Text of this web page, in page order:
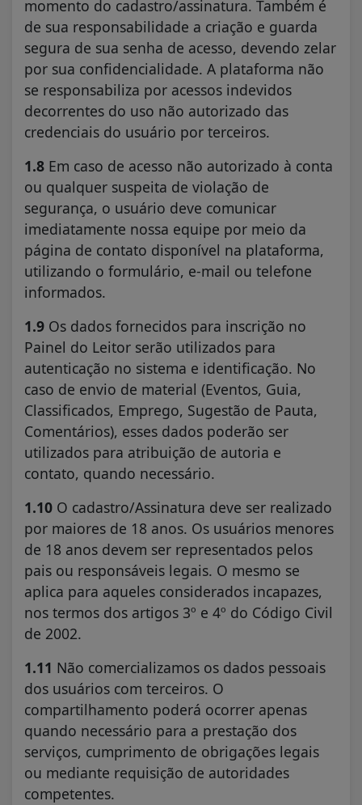
momento do cadastro/assinatura. Também é
de sua responsabilidade a criação e guarda
segura de sua senha de acesso, devendo zelar
por sua confidencialidade. A plataforma não
se responsabiliza por acessos indevidos
decorrentes do uso não autorizado das
credenciais do usuário por terceiros.
1.8 Em caso de acesso não autorizado à conta
ou qualquer suspeita de violação de
segurança, o usuário deve comunicar
imediatamente nossa equipe por meio da
página de contato disponível na plataforma,
utilizando o formulário, e-mail ou telefone
informados.
1.9 Os dados fornecidos para inscrição no
Painel do Leitor serão utilizados para
autenticação no sistema e identificação. No
caso de envio de material (Eventos, Guia,
Classificados, Emprego, Sugestão de Pauta,
Comentários), esses dados poderão ser
utilizados para atribuição de autoria e
contato, quando necessário.
1.10 O cadastro/Assinatura deve ser realizado
por maiores de 18 anos. Os usuários menores
de 18 anos devem ser representados pelos
pais ou responsáveis legais. O mesmo se
aplica para aqueles considerados incapazes,
nos termos dos artigos 3º e 4º do Código Civil
de 2002.
1.11 Não comercializamos os dados pessoais
dos usuários com terceiros. O
compartilhamento poderá ocorrer apenas
quando necessário para a prestação dos
serviços, cumprimento de obrigações legais
ou mediante requisição de autoridades
competentes.